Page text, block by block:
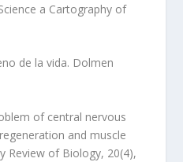
a Cartography of
de la vida. Dolmen
of central nervous
and muscle
Review of Biology, 20(4),